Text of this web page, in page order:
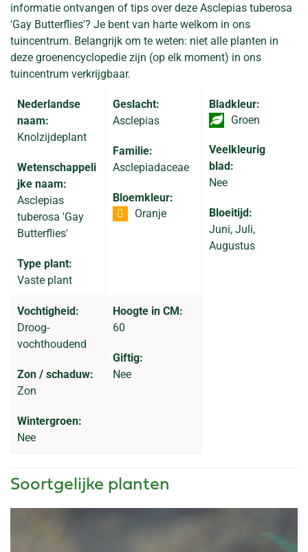
informatie ontvangen of tips over deze Asclepias tuberosa
'Gay Butterflies'? Je bent van harte welkom in ons
tuincentrum. Belangrijk om te weten: niet alle planten in
deze groenencyclopedie zijn (op elk moment) in ons
tuincentrum verkrijgbaar.
Nederlandse
naam:
Knolzijdeplant
Wetenschappeli
jke naam:
Asclepias
tuberosa 'Gay
Butterflies'
Type plant:
Vaste plant
Geslacht:
Asclepias
Familie:
Asclepiadaceae
Bloemkleur:
Oranje
Bladkleur:
Groen
Veelkleurig
blad:
Nee
Bloeitijd:
Juni, Juli,
Augustus
Vochtigheid:
Droog-
vochthoudend
Zon / schaduw:
Zon
Wintergroen:
Nee
Hoogte in CM:
60
Giftig:
Nee
Soortgelijke planten